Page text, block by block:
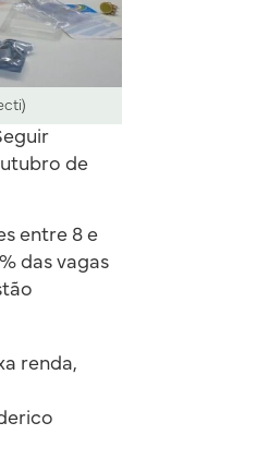
de
entre 8 e
das vagas
renda,